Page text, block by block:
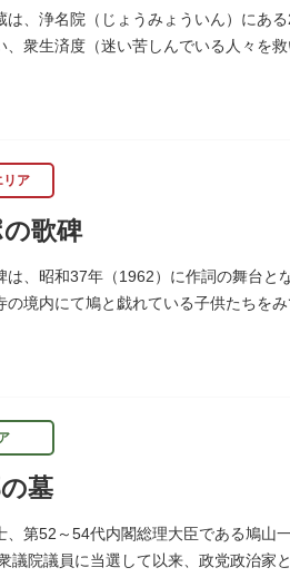
は、浄名院（じょうみょういん）にあ
、衆生済度（迷い苦しんでいる人々を
リア
歌碑
は、昭和37年（1962）に作詞の舞台と
の境内にて鳩と戯れている子供たちを
墓
、第52～54代内閣総理大臣である鳩山
議院議員に当選して以来、政党政治家